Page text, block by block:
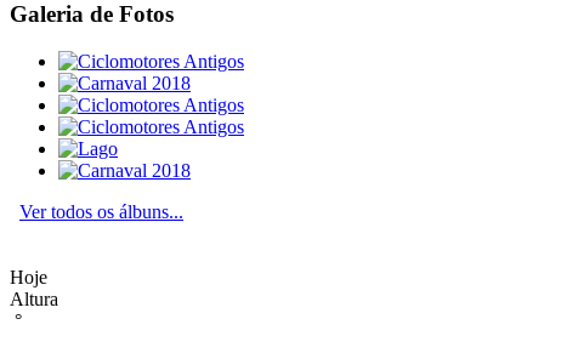
Galeria de Fotos
Ver todos os álbuns...
Hoje
Altura
°